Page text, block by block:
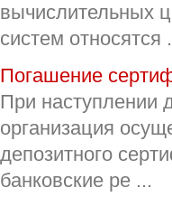
вычислительных
систем относятся
Погашение
При наступлении
организация
депозитного
банковские ре ...